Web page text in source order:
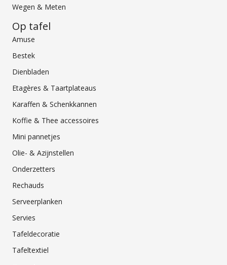
Wegen & Meten
Op tafel
Amuse
Bestek
Dienbladen
Etagères & Taartplateaus
Karaffen & Schenkkannen
Koffie & Thee accessoires
Mini pannetjes
Olie- & Azijnstellen
Onderzetters
Rechauds
Serveerplanken
Servies
Tafeldecoratie
Tafeltextiel